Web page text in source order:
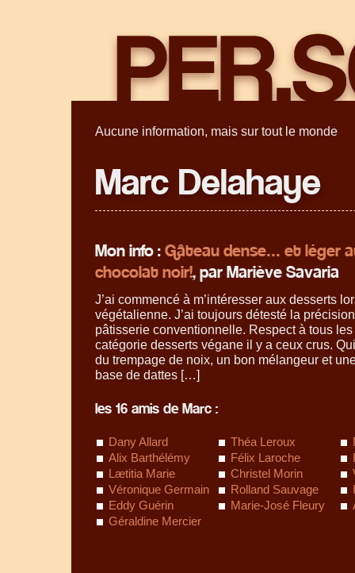
Aucune information, mais sur tout le monde
Marc Delahaye
Mon info :Gâteau dense… et léger
chocolat noir!, par Mariève Savaria
J’ai commencé à m’intéresser aux desserts
végétalienne. J’ai toujours détesté la
pâtisserie conventionnelle. Respect à tous
catégorie desserts végane il y a ceux crus.
du trempage de noix, un bon mélangeur et
base de dattes […]
les 16 amis de Marc :
Dany Allard Théa Leroux
Alix Barthélémy
Félix Laroche
Lætitia Marie
Christel Morin
Véronique Germain
Rolland Sauvage
Eddy Guérin
Marie-José Fleury
Géraldine Mercier